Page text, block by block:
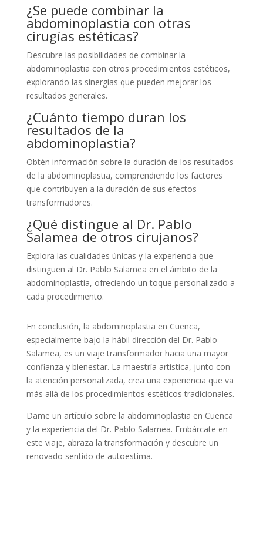
¿Se puede combinar la
abdominoplastia con otras
cirugías estéticas?
Descubre las posibilidades de combinar la
abdominoplastia con otros procedimientos estéticos,
explorando las sinergias que pueden mejorar los
resultados generales.
¿Cuánto tiempo duran los
resultados de la
abdominoplastia?
Obtén información sobre la duración de los resultados
de la abdominoplastia, comprendiendo los factores
que contribuyen a la duración de sus efectos
transformadores.
¿Qué distingue al Dr. Pablo
Salamea de otros cirujanos?
Explora las cualidades únicas y la experiencia que
distinguen al Dr. Pablo Salamea en el ámbito de la
abdominoplastia, ofreciendo un toque personalizado a
cada procedimiento.
En conclusión, la abdominoplastia en Cuenca,
especialmente bajo la hábil dirección del Dr. Pablo
Salamea, es un viaje transformador hacia una mayor
confianza y bienestar. La maestría artística, junto con
la atención personalizada, crea una experiencia que va
más allá de los procedimientos estéticos tradicionales.
Dame un artículo sobre la abdominoplastia en Cuenca
y la experiencia del Dr. Pablo Salamea. Embárcate en
este viaje, abraza la transformación y descubre un
renovado sentido de autoestima.